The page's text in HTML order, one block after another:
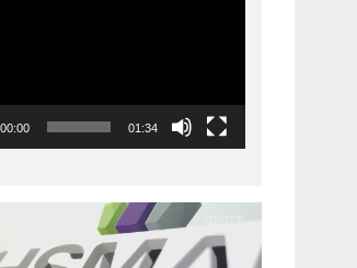
00:00 01:34